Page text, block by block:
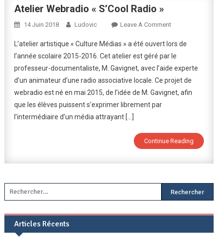
Atelier Webradio « S’Cool Radio »
14 Juin 2018 Ludovic Leave A CommentOn
Webradio
« S’Cool
Radio »
L’atelier artistique « Culture Médias » a été ouvert lors de
l’année scolaire 2015-2016. Cet atelier est géré par le
professeur-documentaliste, M. Gavignet, avec l’aide experte
d’un animateur d’une radio associative locale. Ce projet de
webradio est né en mai 2015, de l’idée de M. Gavignet, afin
que les élèves puissent s’exprimer librement par
l’intermédiaire d’un média attrayant […]
Continue Reading
Rechercher :
Articles Récents